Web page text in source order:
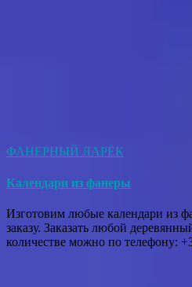
ФАНЕРНЫЙ ЛАРЁК
Календари из фанеры
Изготовим любые календари из
заказу. Заказать любой
количестве можно по телефону: